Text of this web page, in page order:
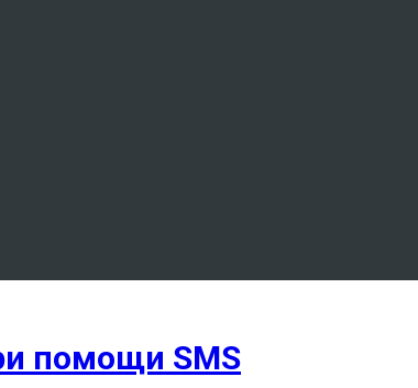
помощи SMS